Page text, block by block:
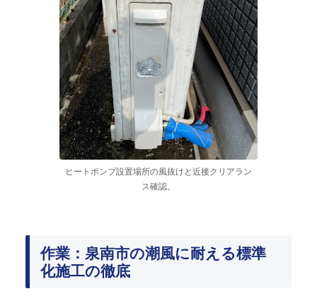
ヒートポンプ設置場所の風抜けと近接クリアラン
ス確認。
作業：泉南市の潮風に耐える標準
化施工の徹底